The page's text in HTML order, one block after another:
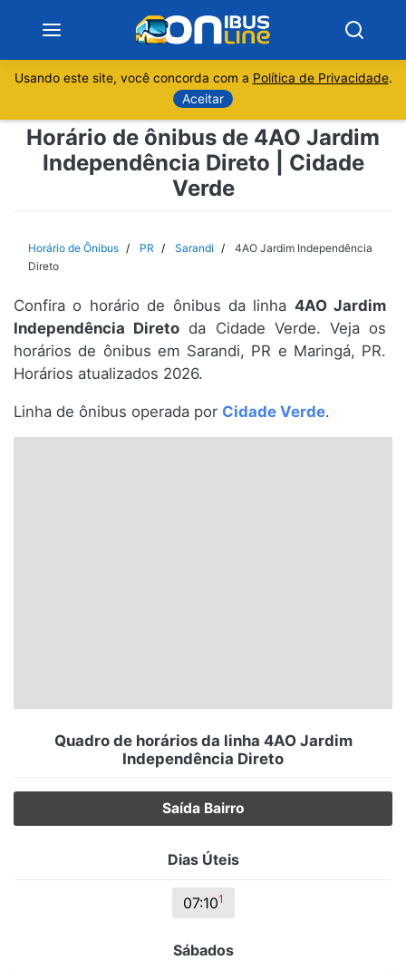
Sobre
Espírito Santo
Paraná
Santa Catarina
Usando este site, você concorda com a Política de Privacidade.
Aceitar
Horário de ônibus de 4AO Jardim
Independência Direto | Cidade
Verde
Horário de Ônibus PR Sarandi
4AO Jardim Independência
Direto
Confira o horário de ônibus da linha 4AO Jardim
Independência Direto da Cidade Verde. Veja os
horários de ônibus em Sarandi, PR e Maringá, PR.
Horários atualizados 2026.
Linha de ônibus operada por Cidade Verde.
Quadro de horários da linha 4AO Jardim
Independência Direto
Saída Bairro
Dias Úteis
07:101
Sábados